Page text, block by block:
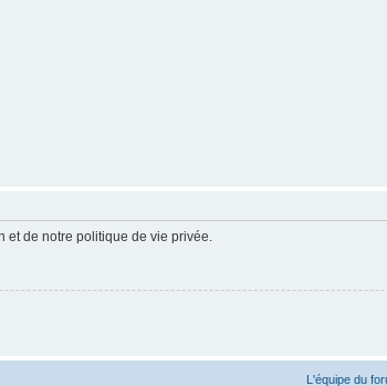
de notre politique de vie privée.
L'équipe du